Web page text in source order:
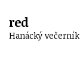
red
Hanácký večerník